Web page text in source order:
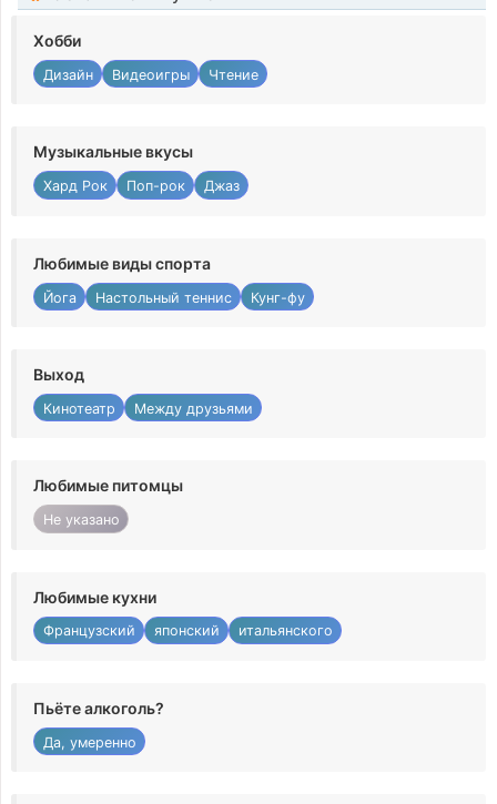
Хобби
Дизайн Видеоигры Чтение
Музыкальные вкусы
Хард Рок Поп-рок Джаз
Любимые виды спорта
Йога Настольный теннис Кунг-фу
Выход
Кинотеатр Между друзьями
Любимые питомцы
Не указано
Любимые кухни
Французский японский итальянского
Пьёте алкоголь?
Да, умеренно